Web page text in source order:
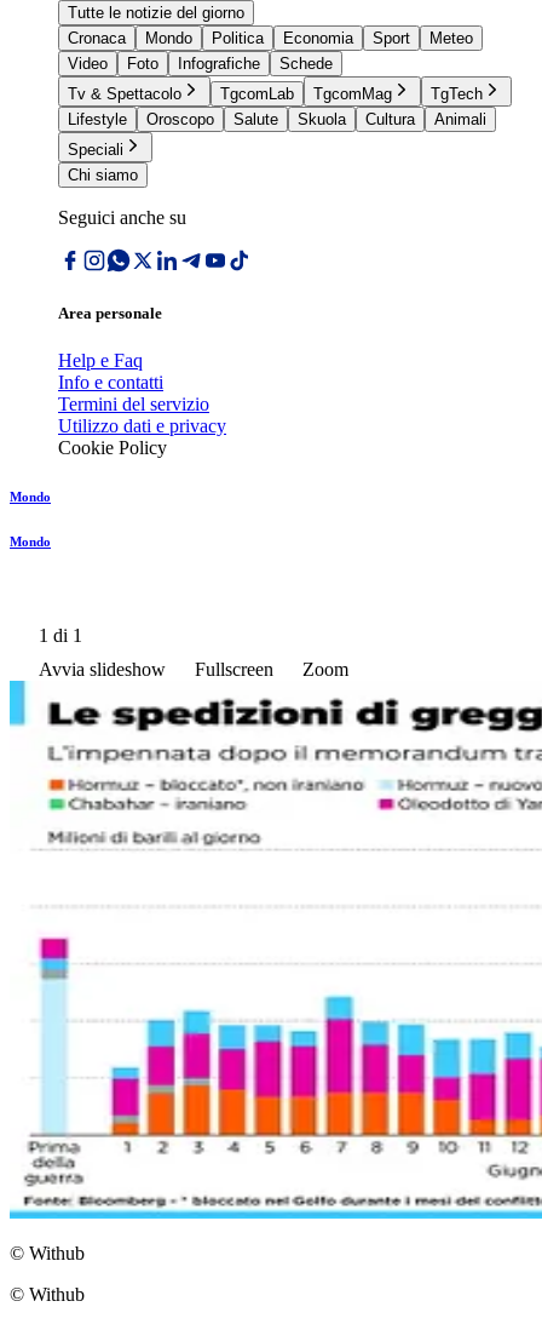
Tutte le notizie del giorno
Cronaca
Mondo Politica Economia Sport
Meteo
Video
Foto Infografiche
Schede
Tv & Spettacolo
TgcomLab TgcomMag
TgTech
Lifestyle
Oroscopo Salute Skuola Cultura
Animali
Speciali
Chi siamo
Seguici anche su
Area personale
Help e Faq
Info e contatti
Termini del servizio
Utilizzo dati e privacy
Cookie Policy
Mondo
Mondo
1 di 1
Avvia slideshow
Fullscreen Zoom
© Withub
© Withub